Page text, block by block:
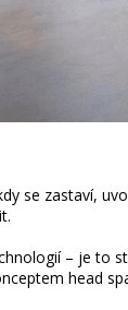
se zastaví,
– je to
head